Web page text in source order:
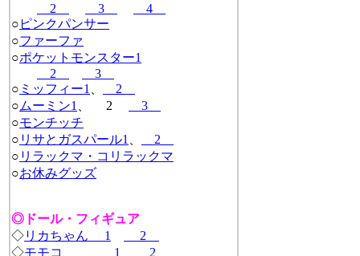
2
3
4
○ ピンクパンサー
○ファーファ
○ポケットモンスター1
2
3
○ ミッフィー1
2
○ ムーミン1 、 2
3
○モンチッチ
○ リサとガスパール1
2
○ リラックマ・コリラックマ
○お休みグッズ
◎ドール・フィギュア
◇リカちゃん 1
2
◇モモコ 1
2